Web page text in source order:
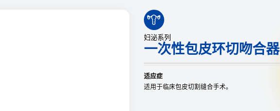
妇泌系列
一次性包皮环切吻合器
适应症
适用于临床包皮切割缝合手术。